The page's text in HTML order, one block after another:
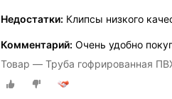
Недостатки: Клипсы низкого
Комментарий: Очень удобно
Товар — Труба гофрированная